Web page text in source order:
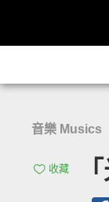
音樂 Musics
收藏